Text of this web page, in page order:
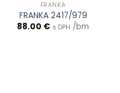
FRANKA
FRANKA 2417/979
88.00 € s DPH /bm